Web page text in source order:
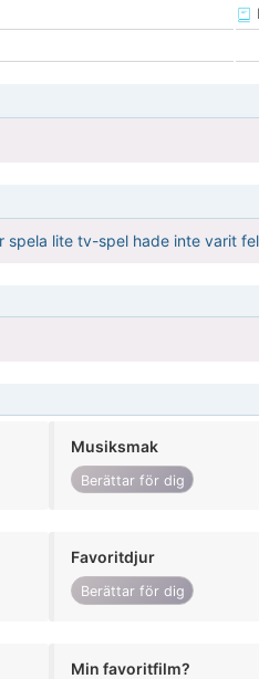
spela lite tv-spel hade inte varit fel
Musiksmak
Berättar för dig
Favoritdjur
Berättar för dig
Min favoritfilm?